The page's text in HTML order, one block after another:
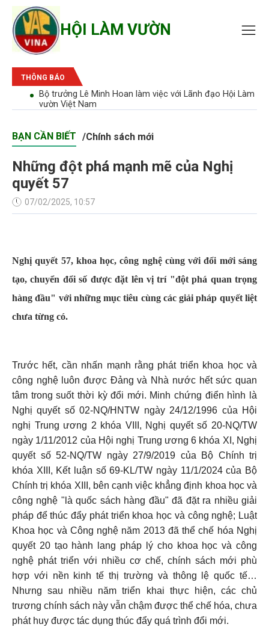
HỘI LÀM VƯỜN
THÔNG BÁO
Bộ trưởng Lê Minh Hoan làm việc với Lãnh đạo Hội Làm
vườn Việt Nam
BẠN CẦN BIẾT /Chính sách mới
Những đột phá mạnh mẽ của Nghị
quyết 57
07/02/2025, 10:57
Nghị quyết 57, khoa học, công nghệ cùng với đổi mới sáng
tạo, chuyển đổi số được đặt lên vị trí "đột phá quan trọng
hàng đầu" với những mục tiêu cùng các giải pháp quyết liệt
chưa từng có.
Trước hết, cần nhấn mạnh rằng phát triển khoa học và
công nghệ luôn được Đảng và Nhà nước hết sức quan
tâm trong suốt thời kỳ đổi mới. Minh chứng điển hình là
Nghị quyết số 02-NQ/HNTW ngày 24/12/1996 của Hội
nghị Trung ương 2 khóa VIII, Nghị quyết số 20-NQ/TW
ngày 1/11/2012 của Hội nghị Trung ương 6 khóa XI, Nghị
quyết số 52-NQ/TW ngày 27/9/2019 của Bộ Chính trị
khóa XIII, Kết luận số 69-KL/TW ngày 11/1/2024 của Bộ
Chính trị khóa XIII, bên cạnh việc khẳng định khoa học và
công nghệ "là quốc sách hàng đầu" đã đặt ra nhiều giải
pháp để thúc đẩy phát triển khoa học và công nghệ; Luật
Khoa học và Công nghệ năm 2013 đã thể chế hóa Nghị
quyết 20 tạo hành lang pháp lý cho khoa học và công
nghệ phát triển với nhiều cơ chế, chính sách mới phù
hợp với nền kinh tế thị trường và thông lệ quốc tế…
Nhưng sau nhiều năm triển khai thực hiện, các chủ
trương chính sách này vẫn chậm được thể chế hóa, chưa
phát huy được tác dụng thúc đẩy quá trình đổi mới.